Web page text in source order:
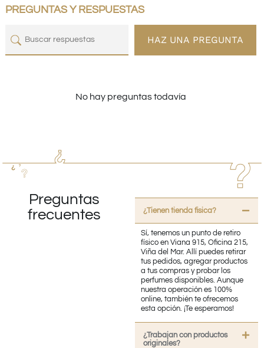
PREGUNTAS Y RESPUESTAS
HAZ UNA PREGUNTA
No hay preguntas todavía
Preguntas
frecuentes
¿Tienen tienda fisica?
Sí, tenemos un punto de retiro
físico en Viana 915, Oficina 215,
Viña del Mar. Allí puedes retirar
tus pedidos, agregar productos
a tus compras y probar los
perfumes disponibles. Aunque
nuestra operación es 100%
online, también te ofrecemos
esta opción. ¡Te esperamos!
¿Trabajan con productos
originales?